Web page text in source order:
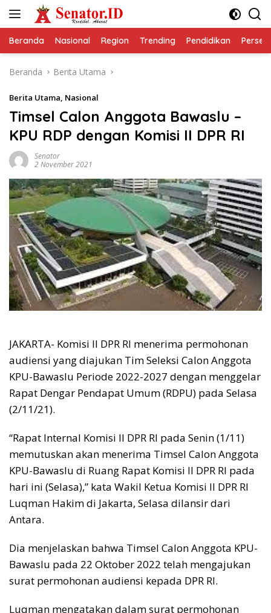
Beranda Nasional Region Trending Pendidikan
Beranda Berita Utama
Berita Utama, Nasional
Timsel Calon Anggota Bawaslu –
KPU RDP dengan Komisi II DPR RI
Senator
2 November 2021
JAKARTA- Komisi II DPR RI menerima permohonan
audiensi yang diajukan Tim Seleksi Calon Anggota
KPU-Bawaslu Periode 2022-2027 dengan menggelar
Rapat Dengar Pendapat Umum (RDPU) pada Selasa
(2/11/21).
“Rapat Internal Komisi II DPR RI pada Senin (1/11)
memutuskan akan menerima Timsel Calon Anggota
KPU-Bawaslu di Ruang Rapat Komisi II DPR RI pada
hari ini (Selasa),” kata Wakil Ketua Komisi II DPR RI
Luqman Hakim di Jakarta, Selasa dilansir dari
Antara.
Dia menjelaskan bahwa Timsel Calon Anggota KPU-
Bawaslu pada 22 Oktober 2022 telah mengajukan
surat permohonan audiensi kepada DPR RI.
Luqman mengatakan dalam surat permohonan